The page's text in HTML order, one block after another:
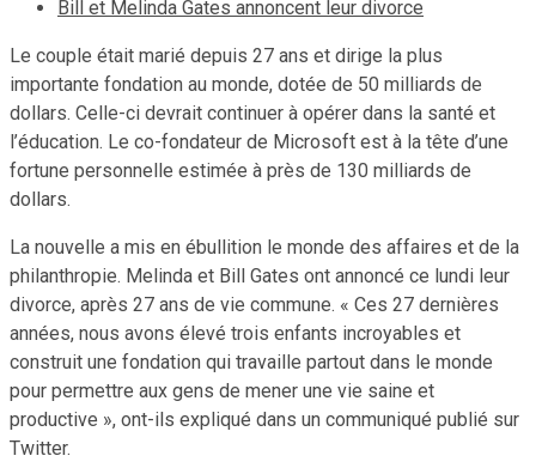
Bill et Melinda Gates annoncent leur divorce
Le couple était marié depuis 27 ans et dirige la plus
importante fondation au monde, dotée de 50 milliards de
dollars. Celle-ci devrait continuer à opérer dans la santé et
l’éducation. Le co-fondateur de Microsoft est à la tête d’une
fortune personnelle estimée à près de 130 milliards de
dollars.
La nouvelle a mis en ébullition le monde des affaires et de la
philanthropie. Melinda et Bill Gates ont annoncé ce lundi leur
divorce, après 27 ans de vie commune. « Ces 27 dernières
années, nous avons élevé trois enfants incroyables et
construit une fondation qui travaille partout dans le monde
pour permettre aux gens de mener une vie saine et
productive », ont-ils expliqué dans un communiqué publié sur
Twitter.